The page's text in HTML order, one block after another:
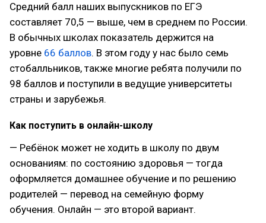
Средний балл наших выпускников по ЕГЭ
составляет 70,5 — выше, чем в среднем по России.
В обычных школах показатель держится на
уровне 66 баллов. В этом году у нас было семь
стобалльников, также многие ребята получили по
98 баллов и поступили в ведущие университеты
страны и зарубежья.
Как поступить в онлайн-школу
— Ребёнок может не ходить в школу по двум
основаниям: по состоянию здоровья — тогда
оформляется домашнее обучение и по решению
родителей — перевод на семейную форму
обучения. Онлайн — это второй вариант.